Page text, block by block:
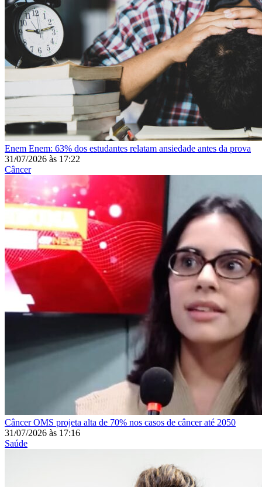
Enem Enem: 63% dos estudantes relatam ansiedade antes da prova
31/07/2026 às 17:22
Câncer
CâncerOMS projeta alta de 70% nos casos de câncer até 2050
31/07/2026 às 17:16
Saúde